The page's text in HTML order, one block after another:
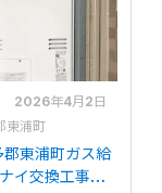
2026年4月2日
東浦町
郡東浦町ガス給
イ交換工事施